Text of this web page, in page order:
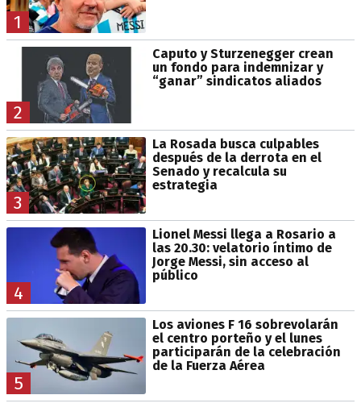
1
2
Caputo y Sturzenegger crean
un fondo para indemnizar y
“ganar” sindicatos aliados
3
La Rosada busca culpables
después de la derrota en el
Senado y recalcula su
estrategia
4
Lionel Messi llega a Rosario a
las 20.30: velatorio íntimo de
Jorge Messi, sin acceso al
público
5
Los aviones F 16 sobrevolarán
el centro porteño y el lunes
participarán de la celebración
de la Fuerza Aérea